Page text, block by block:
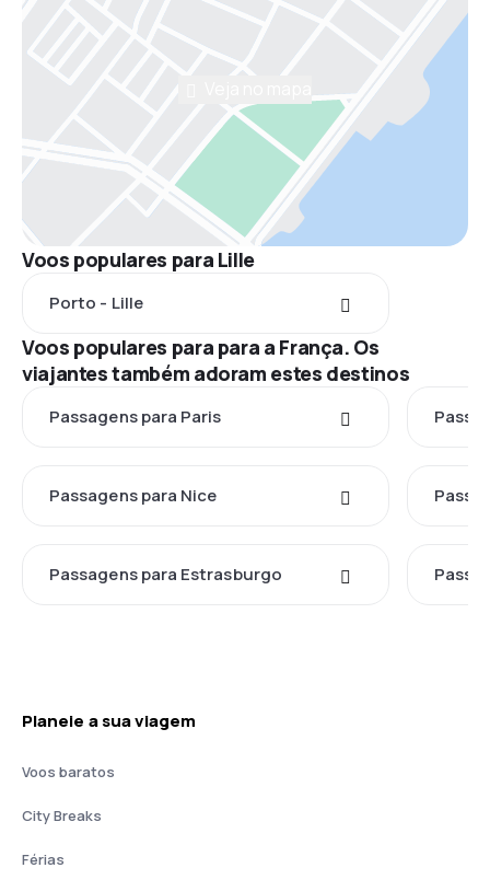
Voos populares para Lille
Porto - Lille
Voos populares para para a França. Os
viajantes também adoram estes destinos
Passagens para Paris
Passagens para Nice
Passagens para Estrasburgo
Planeie a sua viagem
Voos baratos
City Breaks
Férias